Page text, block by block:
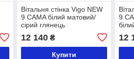
Вітальня стінка Vigo NEW
9 CAMA білий матовий/
сірий глянець
12 140₴
Купити
9
12